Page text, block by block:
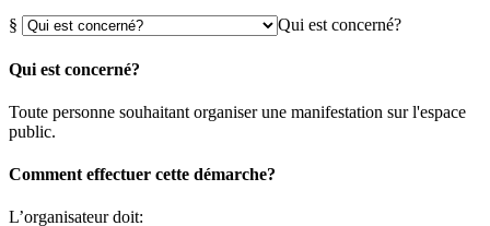
§ Qui est concerné?
Qui est concerné?
Toute personne souhaitant organiser une manifestation sur l'espace
public.
Comment effectuer cette démarche?
L’organisateur doit: